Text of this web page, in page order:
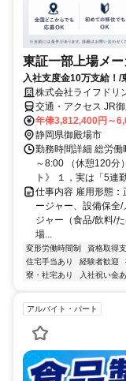
東証一部上場メ
入社支度金10万支給！
株式会社ライフドリ
交通・アクセス JR
年俸3,812,400円～
静岡県御殿場市
勤務時間詳細 総労
～8:00 （休憩120分
ト》 １，実は「5連
仕事内容 雇用形態
ージャー、設備保全
ジャー（食品/飲料/
場...
変形労働時間制 資格取得
住宅手当あり
経験者歓迎
寮・社宅あり
入社祝い金
アルバイト・パート